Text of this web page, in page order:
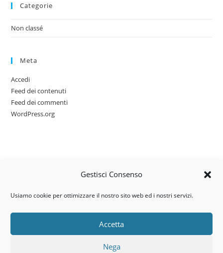
Gestisci Consenso
Usiamo cookie per ottimizzare il nostro sito web ed i nostri servizi.
Accetta
Nega
Categorie
Non classé
Meta
Accedi
Feed dei contenuti
Feed dei commenti
WordPress.org
Via dell’artigianato, 14 – 31030